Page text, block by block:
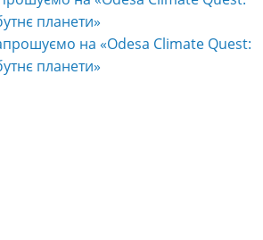
планети»
на «Odesa Climate Quest:
планети»